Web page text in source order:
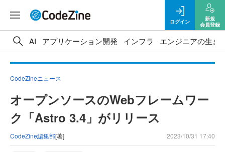
ログイン
新規
会員登録
AI アプリケーション開発 インフラ エンジニアの生き
CodeZineニュース
オープンソースのWebフレームワー
ク「Astro 3.4」がリリース
CodeZine編集部[著] 2023/10/31 17:40